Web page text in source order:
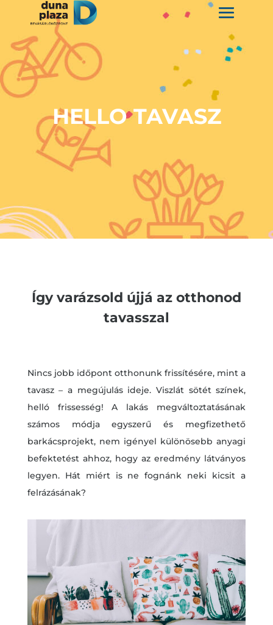
HELLO TAVASZ
Így varázsold újjá az otthonod
tavasszal
Nincs jobb időpont otthonunk frissítésére, mint a
tavasz – a megújulás ideje. Viszlát sötét színek,
helló frissesség! A lakás megváltoztatásának
számos módja egyszerű és megfizethető
barkácsprojekt, nem igényel különösebb anyagi
befektetést ahhoz, hogy az eredmény látványos
legyen. Hát miért is ne fognánk neki kicsit a
felrázásának?